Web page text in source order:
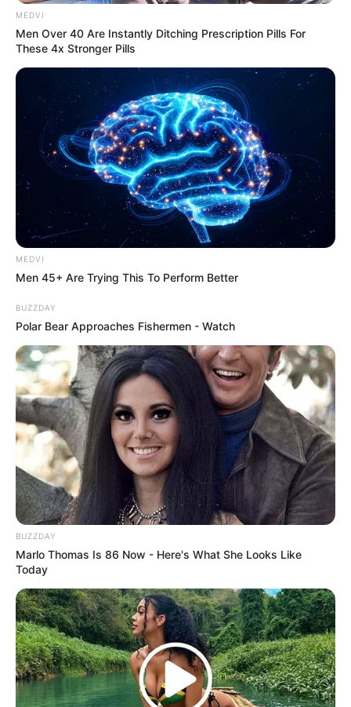
It's The End Of The Road: The Worst TV Series
Finales Of All Time
BRAINBERRIES
Bible
BRAINBERRIES
Why this ordinary drink is the secret to feeling
your best every day
CTA FAVORITE
MEDVI
Men Over 40 Are Instantly Ditching Prescription Pills For
These 4x Stronger Pills
MEDVI
Men 45+ Are Trying This To Perform Better
BUZZDAY
Polar Bear Approaches Fishermen - Watch
BUZZDAY
Marlo Thomas Is 86 Now - Here's What She Looks Like
Today